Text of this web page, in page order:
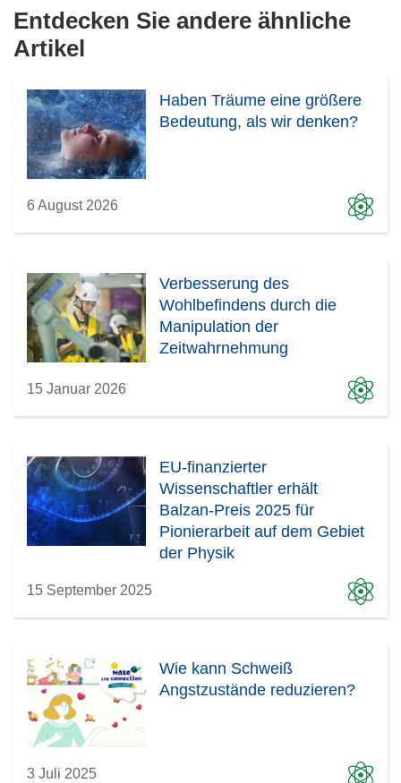
u
e
e
n
s
t
e
Entdecken Sie andere ähnliche
Artikel
Haben Träume eine größere
Bedeutung, als wir denken?
6 August 2026
Verbesserung des
Wohlbefindens durch die
Manipulation der
Zeitwahrnehmung
15 Januar 2026
EU-finanzierter
Wissenschaftler erhält
Balzan-Preis 2025 für
Pionierarbeit auf dem Gebiet
der Physik
15 September 2025
Wie kann Schweiß
Angstzustände reduzieren?
3 Juli 2025